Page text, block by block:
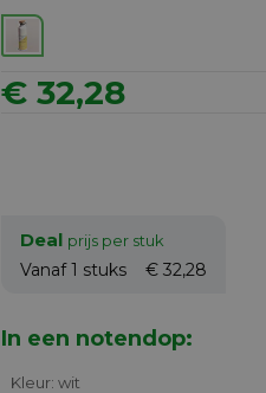
€ 32,28
Deal prijs per stuk
Vanaf 1 stuks € 32,28
In een notendop:
Kleur: wit